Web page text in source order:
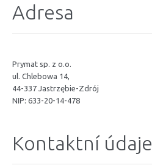
Adresa
Prymat sp. z o.o.
ul. Chlebowa 14,
44-337 Jastrzębie-Zdrój
NIP: 633-20-14-478
Kontaktní údaje